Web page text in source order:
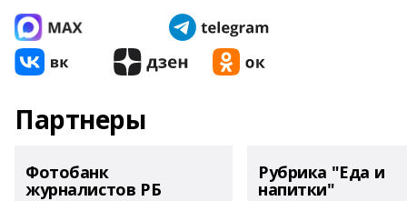
Партнеры
Фотобанк
журналистов РБ
Рубрика "Еда и
напитки"